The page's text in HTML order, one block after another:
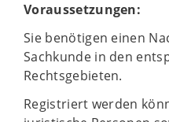
Voraussetzungen:
Sie benötigen einen
Sachkunde in den
Rechtsgebieten.
Registriert werden